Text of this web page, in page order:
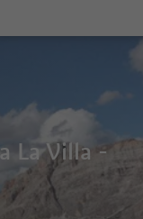
La Villa -